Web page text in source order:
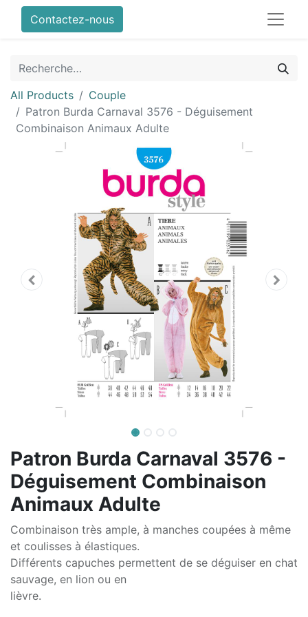
Contactez-nous
All Products
Couple
Patron Burda Carnaval 3576 - Déguisement
Combinaison Animaux Adulte
Patron Burda Carnaval 3576 -
Déguisement Combinaison
Animaux Adulte
Combinaison très ample, à manches coupées à même
et coulisses à élastiques.
Différents capuches permettent de se déguiser en chat
sauvage, en lion ou en
lièvre.